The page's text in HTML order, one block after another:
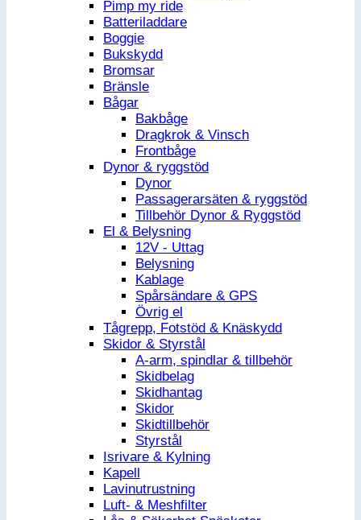
Pimp my ride
Batteriladdare
Boggie
Bukskydd
Bromsar
Bränsle
Bågar
Bakbåge
Dragkrok & Vinsch
Frontbåge
Dynor & ryggstöd
Dynor
Passagerarsäten & ryggstöd
Tillbehör Dynor & Ryggstöd
El & Belysning
12V - Uttag
Belysning
Kablage
Spårsändare & GPS
Övrig el
Tågrepp, Fotstöd & Knäskydd
Skidor & Styrstål
A-arm, spindlar & tillbehör
Skidbelag
Skidhantag
Skidor
Skidtillbehör
Styrstål
Isrivare & Kylning
Kapell
Lavinutrustning
Luft- & Meshfilter